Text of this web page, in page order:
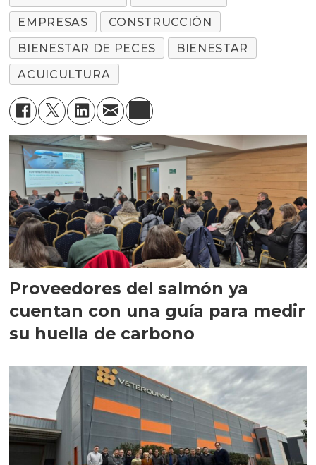
EMPRESAS
CONSTRUCCIÓN
BIENESTAR DE PECES
BIENESTAR
ACUICULTURA
Proveedores del salmón ya
cuentan con una guía para medir
su huella de carbono